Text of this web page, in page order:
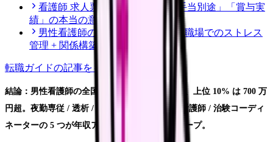
看護師 求人票の読み方｜「夜勤手当別途」「賞与実
績」の本当の意味と落とし穴
男性看護師の人間関係｜女性多数職場でのストレス
管理 + 関係構築 7 戦略
転職ガイドの記事をもっと見る
結論：男性看護師の全国平均年収は約 480 万円、上位 10% は 700 万
円超。 夜勤専従 / 透析 / 訪問看護管理者 / 産業看護師 / 治験コーディ
ネーターの 5 つが年収アップ職場のトップグループ。